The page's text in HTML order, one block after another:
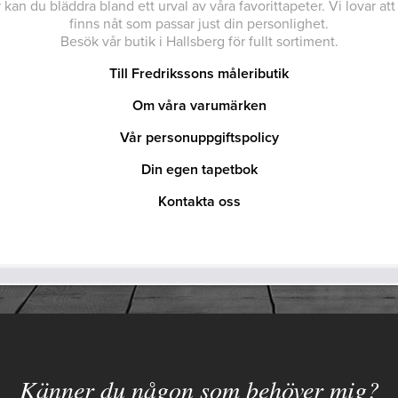
kan du bläddra bland ett urval av våra favorittapeter. Vi lovar
finns nåt som passar just din personlighet.
Besök vår butik i Hallsberg för fullt sortiment.
Till Fredrikssons måleributik
Om våra varumärken
Vår personuppgiftspolicy
Din egen tapetbok
Kontakta oss
Känner du någon som behöver mig?